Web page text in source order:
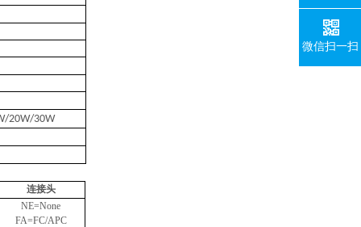
20W/30W
连接头
NE=None
FA=FC/APC
微信扫一扫